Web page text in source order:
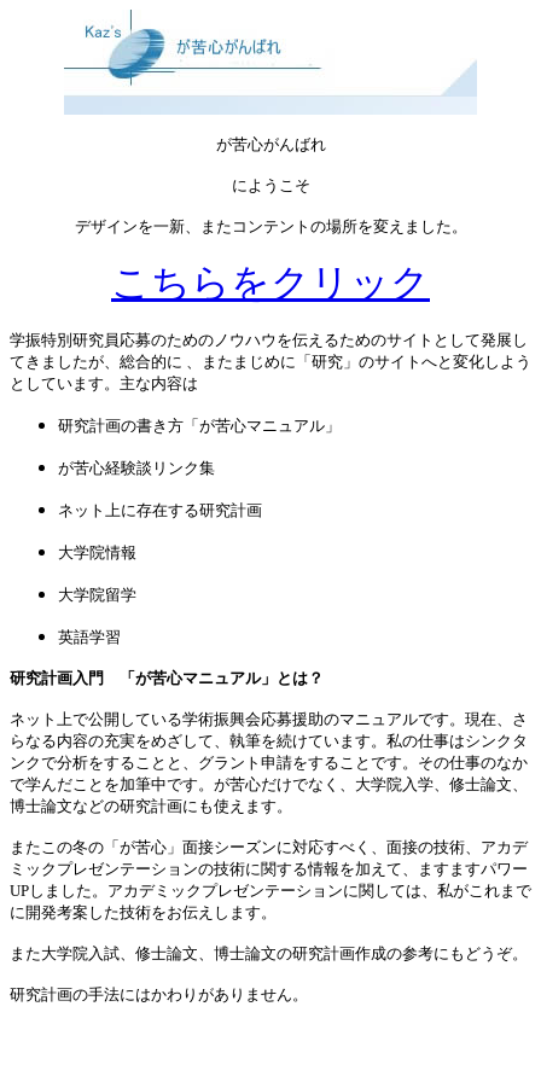
が苦心がんばれ
にようこそ
デザインを一新、またコンテントの場所を変えました。
こちらをクリック
学振特別研究員応募のためのノウハウを伝えるためのサイトとして発展し
てきましたが、総合的に 、またまじめに「研究」のサイトへと変化しよう
としています。主な内容は
研究計画の書き方「が苦心マニュアル」
が苦心経験談リンク集
ネット上に存在する研究計画
大学院情報
大学院留学
英語学習
研究計画入門 「が苦心マニュアル」とは？
ネット上で公開している学術振興会応募援助のマニュアルです。現在、さ
らなる内容の充実をめざして、執筆を続けています。私の仕事はシンクタ
ンクで分析をすることと、グラント申請をすることです。その仕事のなか
で学んだことを加筆中です。が苦心だけでなく、大学院入学、修士論文、
博士論文などの研究計画にも使えます。
またこの冬の「が苦心」面接シーズンに対応すべく、面接の技術、アカデ
ミックプレゼンテーションの技術に関する情報を加えて、ますますパワー
UPしました。アカデミックプレゼンテーションに関しては、私がこれまで
に開発考案した技術をお伝えします。
また大学院入試、修士論文、博士論文の研究計画作成の参考にもどうぞ。
研究計画の手法にはかわりがありません。